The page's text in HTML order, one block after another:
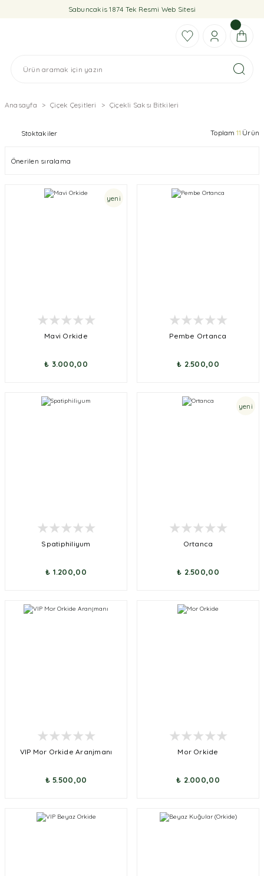
Sabuncakis 1874 Tek Resmi Web Sitesi
Anasayfa Çiçek Çeşitleri Çiçekli Saksı Bitkileri
Stoktakiler Toplam 11 Ürün
yeni
Mavi Orkide
₺ 3.000,00
Pembe Ortanca
₺ 2.500,00
Spatiphiliyum
₺ 1.200,00
yeni
Ortanca
₺ 2.500,00
VIP Mor Orkide Aranjmanı
₺ 5.500,00
Mor Orkide
₺ 2.000,00